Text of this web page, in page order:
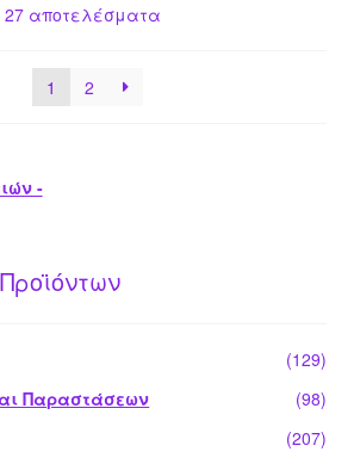
27 αποτελέσματα
1 2
-
(129)
Παραστάσεων
(98)
(207)